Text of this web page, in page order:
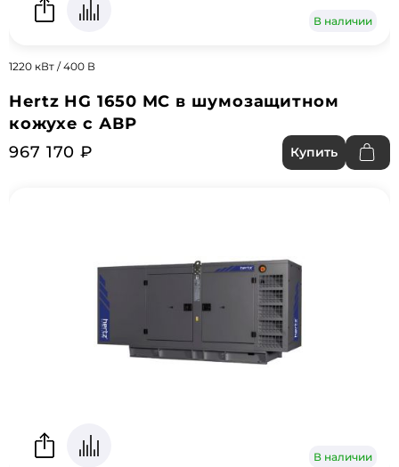
В наличии
1220 кВт / 400 В
Hertz HG 1650 MC в шумозащитном
кожухе с АВР
967 170 ₽
Купить
В наличии